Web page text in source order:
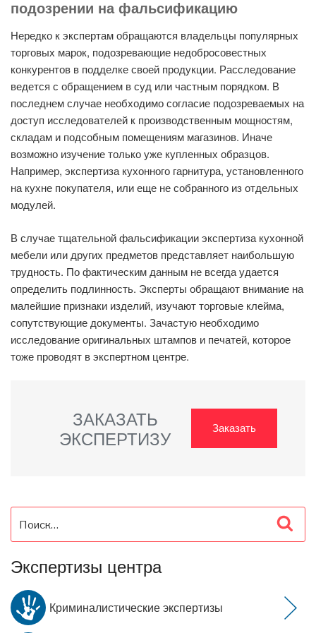
подозрении на фальсификацию
Нередко к экспертам обращаются владельцы популярных
торговых марок, подозревающие недобросовестных
конкурентов в подделке своей продукции. Расследование
ведется с обращением в суд или частным порядком. В
последнем случае необходимо согласие подозреваемых на
доступ исследователей к производственным мощностям,
складам и подсобным помещениям магазинов. Иначе
возможно изучение только уже купленных образцов.
Например, экспертиза кухонного гарнитура, установленного
на кухне покупателя, или еще не собранного из отдельных
модулей.
В случае тщательной фальсификации экспертиза кухонной
мебели или других предметов представляет наибольшую
трудность. По фактическим данным не всегда удается
определить подлинность. Эксперты обращают внимание на
малейшие признаки изделий, изучают торговые клейма,
сопутствующие документы. Зачастую необходимо
исследование оригинальных штампов и печатей, которое
тоже проводят в экспертном центре.
ЗАКАЗАТЬ
ЭКСПЕРТИЗУ
Заказать
Экспертизы центра
Криминалистические экспертизы